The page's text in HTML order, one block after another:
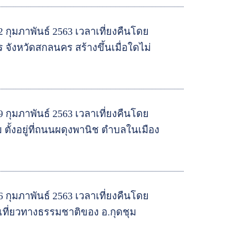
มภาพันธ์ 2563 เวลาเที่ยงคืนโดย
จังหวัดสกลนคร สร้างขึ้นเมื่อใดไม่
มภาพันธ์ 2563 เวลาเที่ยงคืนโดย
งอยู่ที่ถนนผดุงพานิช ตำบลในเมือง
มภาพันธ์ 2563 เวลาเที่ยงคืนโดย
ยวทางธรรมชาติของ อ.กุดชุม